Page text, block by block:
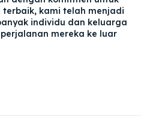
kami telah menjadi
individu dan keluarga
mereka ke luar